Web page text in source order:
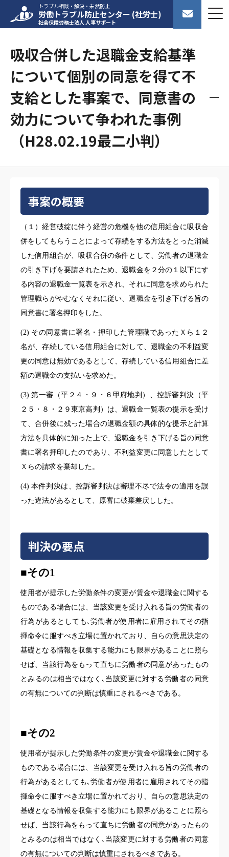
トラブル相談・解決・未然防止
労働トラブル防止センター (社労士)
社会保険労務士法人 人事サポート
吸収合併した退職金支給基準
について個別の同意を得て不
支給とした事案で、同意書の
効力について争われた事例
（H28.02.19最二小判）
事案の概要
（１）経営破綻に伴う経営の危機を他の信用組合に吸収合
併をしてもらうことによって存続をする方法をとった消滅
した信用組合が、吸収合併の条件として、労働者の退職金
の引き下げを要請されたため、退職金を２分の１以下にす
る内容の退職金一覧表を示され、それに同意を求められた
管理職らがやむなくそれに従い、退職金を引き下げる旨の
同意書に署名押印をした。
(2) その同意書に署名・押印した管理職であったＸら１２
名が、存続している信用組合に対して、退職金の不利益変
更の同意は無効であるとして、存続している信用組合に差
額の退職金の支払いを求めた。
(3) 第一審（平２４・９・６甲府地判）、控訴審判決（平
２５・８・２９東京高判）は、退職金一覧表の提示を受け
て、合併後に残った場合の退職金額の具体的な提示と計算
方法を具体的に知った上で、退職金を引き下げる旨の同意
書に署名押印したのであり、不利益変更に同意したとして
Ｘらの請求を棄却した。
(4) 本件判決は、控訴審判決は審理不尽で法令の適用を誤
った違法があるとして、原審に破棄差戻しした。
判決の要点
■その1
使用者が提示した労働条件の変更が賃金や退職金に関する
ものである場合には、当該変更を受け入れる旨の労働者の
行為があるとしても､労働者が使用者に雇用されてその指
揮命令に服すべき立場に置かれており、自らの意思決定の
基礎となる情報を収集する能力にも限界があることに照ら
せば、当該行為をもって直ちに労働者の同意があったもの
とみるのは相当ではなく､当該変更に対する労働者の同意
の有無についての判断は慎重にされるべきである。
■その2
使用者が提示した労働条件の変更が賃金や退職金に関する
ものである場合には、当該変更を受け入れる旨の労働者の
行為があるとしても､労働者が使用者に雇用されてその指
揮命令に服すべき立場に置かれており、自らの意思決定の
基礎となる情報を収集する能力にも限界があることに照ら
せば、当該行為をもって直ちに労働者の同意があったもの
とみるのは相当ではなく､当該変更に対する労働者の同意
の有無についての判断は慎重にされるべきである。